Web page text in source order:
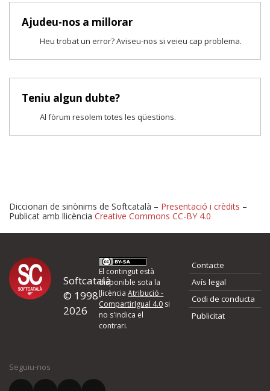
Ajudeu-nos a millorar
Heu trobat un error? Aviseu-nos si veieu cap problema.
Teniu algun dubte?
Al fòrum resolem totes les qüestions.
Proposeu-nos millores o
d'errors
Si heu trobat un error o voleu proposar alguna millora, ompliu els
quina és la millora que proposeu o l'error del qual voleu informar-
Diccionari de sinònims de Softcatalà – Presentació i crèdits –
Publicat amb llicència Creative Commons CC-BY 4.0
Softcatalà
© 1998-
2026
El contingut està
disponible sota la
llicènciaAtribució -
CompartirIgual 4.0 si
no s'indica el
contrari.
Contacte
Avís legal
Codi de conducta
Publicitat
Seguiu-nos